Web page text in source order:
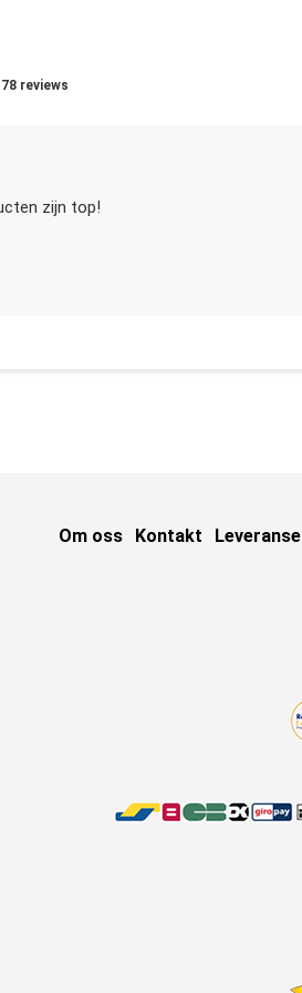
78 reviews
zijn top!
Om oss
Kontakt Leveranse